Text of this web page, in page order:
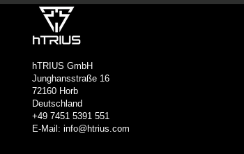
hTRIUS GmbH
Junghansstraße 16
72160 Horb
Deutschland
+49 7451 5391 551
E-Mail: info@htrius.com